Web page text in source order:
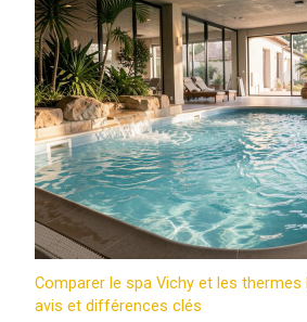
Comparer le spa Vichy et les
avis et différences clés